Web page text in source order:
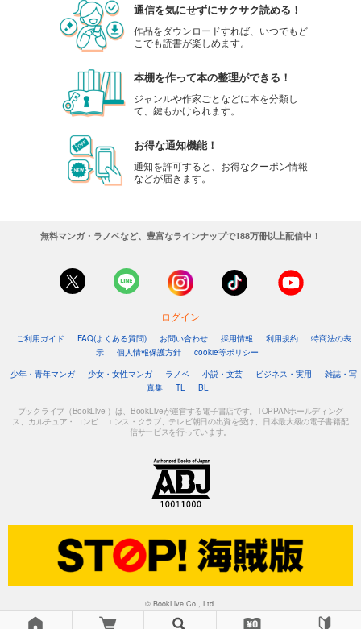
通信を気にせずにサクサク読める！
作品をダウンロードすれば、いつでもど
こでも読書が楽しめます。
本棚を作って本の整理ができる！
ジャンルや作家ごとなどに本を分類し
て、鍵もかけられます。
お得な通知機能！
通知を許可すると、お得なクーポン情報
などが届きます。
無料マンガ・ラノベなど、豊富なラインナップで188万冊以上配信中！
ログイン
ご利用ガイド FAQ(よくある質問) お問い合わせ 採用情報 利用規約
特商法の表
示
個人情報保護方針
cookie等ポリシー
少年・青年マンガ
少女・女性マンガ ラノベ 小説・文芸 ビジネス・実用
雑誌・写
真集
TL BL
ブックライブ（BookLive!）は、BookLiveが運営する電子書店です。TOPPANホールディング
ス、カルチュア・コンビニエンス・クラブ、テレビ朝日の出資を受け、日本最大級の電子書籍配
信サービスを行っています。
© BookLive Co., Ltd.